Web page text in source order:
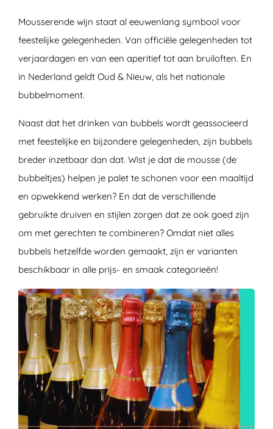
Mousserende wijn staat al eeuwenlang symbool voor
feestelijke gelegenheden. Van officiële gelegenheden tot
verjaardagen en van een aperitief tot aan bruiloften. En
in Nederland geldt Oud & Nieuw, als het nationale
bubbelmoment.
Naast dat het drinken van bubbels wordt geassocieerd
met feestelijke en bijzondere gelegenheden, zijn bubbels
breder inzetbaar dan dat. Wist je dat de mousse (de
bubbeltjes) helpen je palet te schonen voor een maaltijd
en opwekkend werken? En dat de verschillende
gebruikte druiven en stijlen zorgen dat ze ook goed zijn
om met gerechten te combineren? Omdat niet alles
bubbels hetzelfde worden gemaakt, zijn er varianten
beschikbaar in alle prijs- en smaak categorieën!